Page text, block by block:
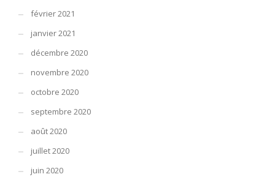
février 2021
janvier 2021
décembre 2020
novembre 2020
octobre 2020
septembre 2020
août 2020
juillet 2020
juin 2020